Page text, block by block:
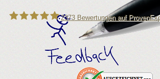
Leipziger Schlüsseldienst
2373 Bewertungen auf